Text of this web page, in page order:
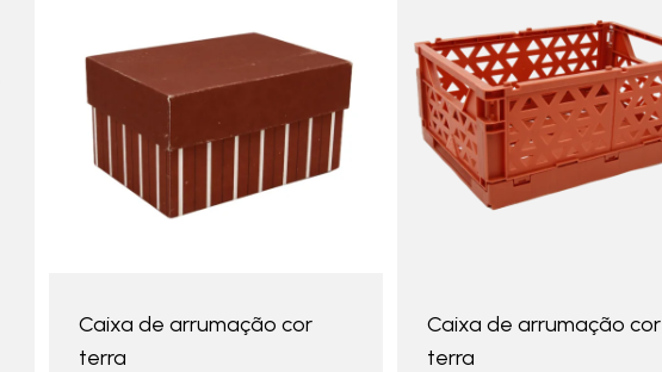
Caixa de arrumação cor
terra
Caixa de arrumação cor
terra